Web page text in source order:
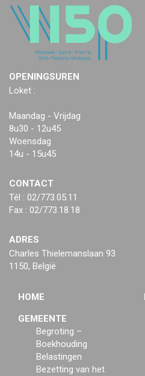
OPENINGSUREN
Loket :
Maandag - Vrijdag
8u30 - 12u45
Woensdag
14u - 15u45
CONTACT
Tél : 02/773.05.11
Fax : 02/773.18.18
ADRES
Charles Thielemanslaan 93
1150, België
HOME
GEMEENTE
Begroting –
Boekhouding
Belastingen
Bezetting van het